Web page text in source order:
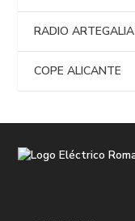
RADIO ARTEGALIA
COPE ALICANTE